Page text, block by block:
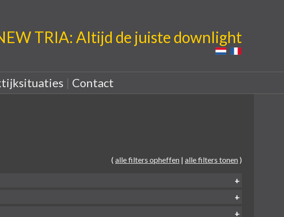
TRIA: Altijd de juiste downlight
| Contact
( alle filters opheffen | alle filters tonen )